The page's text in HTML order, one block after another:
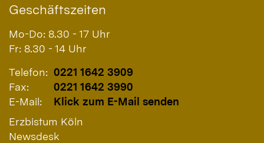
Geschäftszeiten
Mo-Do: 8.30 - 17 Uhr
Fr: 8.30 - 14 Uhr
Telefon: 0221 1642 3909
Fax:
0221 1642 3990
E-Mail:
Klick zum E-Mail senden
Erzbistum Köln
Newsdesk